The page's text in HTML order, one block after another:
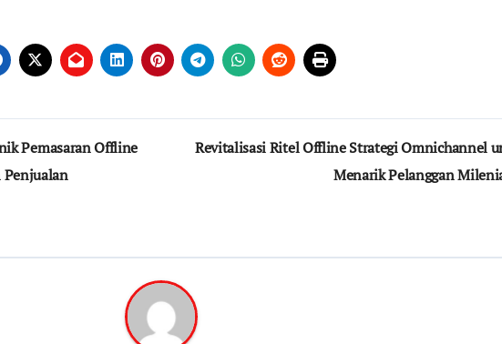
Pemasaran Offline
Penjualan
Revitalisasi Ritel Offline Strategi Omnichannel
Menarik Pelanggan